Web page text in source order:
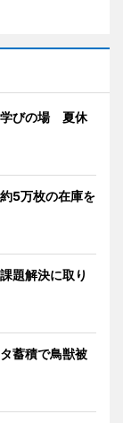
学びの場 夏休
5万枚の在庫を
題解決に取り
蓄積で鳥獣被